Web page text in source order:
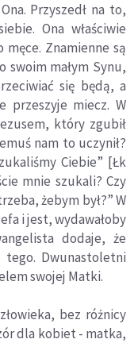
Przyszedł na to,
Ona właściwie
Znamienne są
swoim małym Synu,
się będą, a
przeszyje miecz. W
który zgubił
nam to uczynił?
Ciebie” [Łk
mnie szukali? Czy
żebym był?” W
i jest, wydawałoby
dodaje, że
Dwunastoletni
swojej Matki.
bez różnicy
dla kobiet - matka,